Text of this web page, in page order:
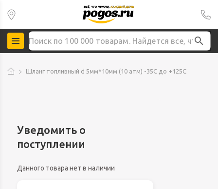
Шланг топливный d 5мм*10мм (10 атм) -35С до +125С
Уведомить о
поступлении
Данного товара нет в наличии